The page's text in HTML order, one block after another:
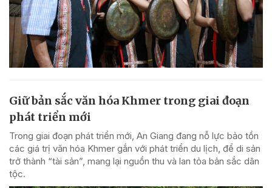
Giữ bản sắc văn hóa Khmer trong giai đoạn
phát triển mới
Trong giai đoạn phát triển mới, An Giang đang nỗ lực bảo tồn
các giá trị văn hóa Khmer gắn với phát triển du lịch, để di sản
trở thành “tài sản”, mang lại nguồn thu và lan tỏa bản sắc dân
tộc.